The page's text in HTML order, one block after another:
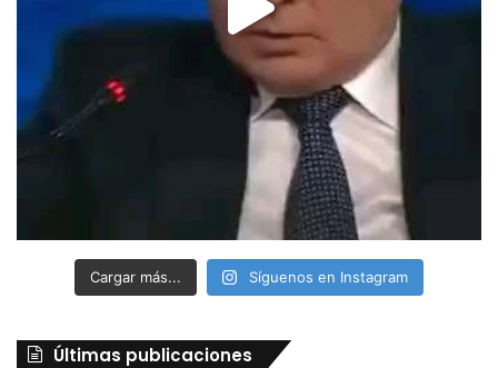
Cargar más... Síguenos en Instagram
Últimas publicaciones